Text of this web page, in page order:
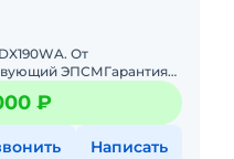
От
ЭПСМГарантия
м/ч.Лизинг: Поможем
₽
Написать